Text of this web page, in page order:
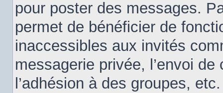
pour poster des messages.
permet de bénéficier de
inaccessibles aux invités
messagerie privée, l’envoi
l’adhésion à des groupes,